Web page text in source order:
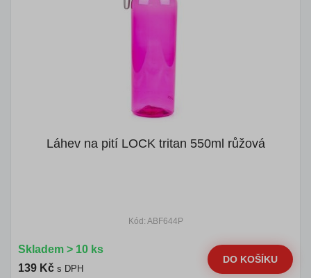
Láhev na pití LOCK tritan 550ml růžová
Kód: ABF644P
Skladem > 10 ks
139 Kč s DPH
DO KOŠÍKU